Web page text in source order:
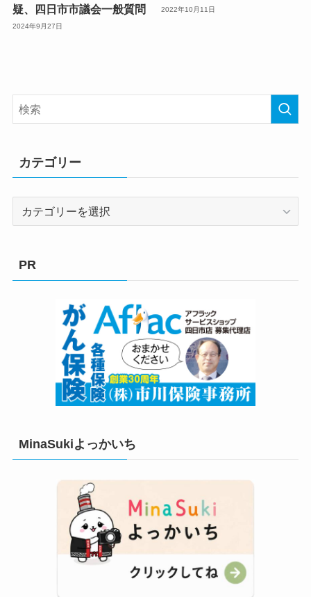
疑、四日市市議会一般質問
2024年9月27日
2022年10月11日
カテゴリー
PR
MinaSukiよっかいち